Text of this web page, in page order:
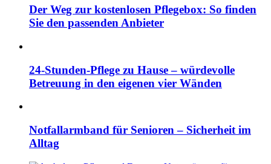
Der Weg zur kostenlosen Pflegebox: So finden
Sie den passenden Anbieter
24-Stunden-Pflege zu Hause – würdevolle
Betreuung in den eigenen vier Wänden
Notfallarmband für Senioren – Sicherheit im
Alltag